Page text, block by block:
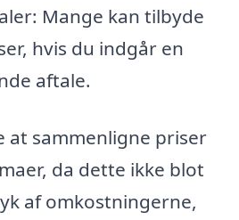
Mange kan tilbyde
hvis du indgår en
aftale.
at sammenligne priser
da dette ikke blot
af omkostningerne,